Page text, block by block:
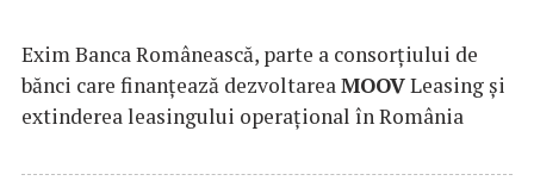
Exim Banca Românească, parte a consorțiului de
bănci care finanțează dezvoltareaMOOVLeasing și
extinderea leasingului operațional în România